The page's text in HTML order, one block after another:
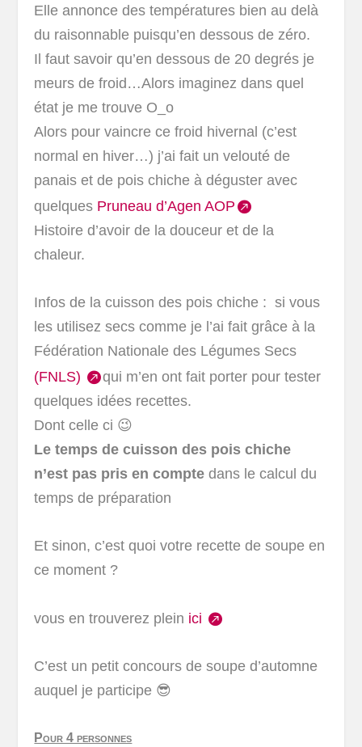
Elle annonce des températures bien au delà
du raisonnable puisqu’en dessous de zéro.
Il faut savoir qu’en dessous de 20 degrés je
meurs de froid…Alors imaginez dans quel
état je me trouve O_o
Alors pour vaincre ce froid hivernal (c’est
normal en hiver…) j’ai fait un velouté de
panais et de pois chiche à déguster avec
quelques Pruneau d’Agen AOP
Histoire d’avoir de la douceur et de la
chaleur.
Infos de la cuisson des pois chiche : si vous
les utilisez secs comme je l’ai fait grâce à la
Fédération Nationale des Légumes Secs
(FNLS)
qui m’en ont fait porter pour tester
quelques idées recettes.
Dont celle ci 😉
Le temps de cuisson des pois chiche
n’est pas pris en compte dans le calcul du
temps de préparation
Et sinon, c’est quoi votre recette de soupe en
ce moment ?
vous en trouverez plein ici
C’est un petit concours de soupe d’automne
auquel je participe 😎
Pour 4 personnes